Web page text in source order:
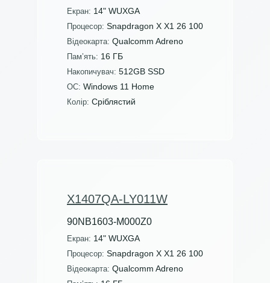
Екран: 14" WUXGA
Процесор: Snapdragon X X1 26 100
Відеокарта: Qualcomm Adreno
Пам’ять: 16 ГБ
Накопичувач: 512GB SSD
ОС: Windows 11 Home
Колір: Сріблястий
X1407QA-LY011W
90NB1603-M000Z0
Екран: 14" WUXGA
Процесор: Snapdragon X X1 26 100
Відеокарта: Qualcomm Adreno